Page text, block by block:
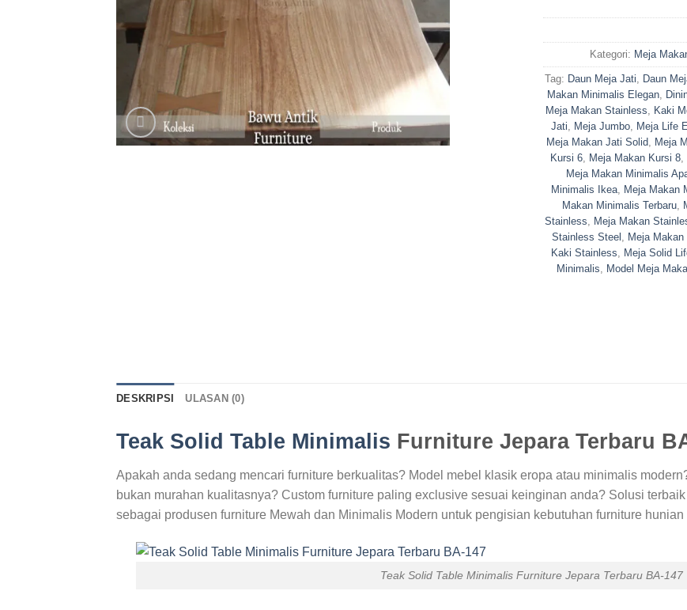
Kategori: Meja
Tag: Daun Meja Jati Daun
Makan Minimalis Elegan,
Meja Makan Stainless
Kaki
Jati
Meja Jumbo, Meja Life
Meja Makan Jati Solid, Meja
Kursi 6 Meja Makan Kursi 8
Meja Makan Minimalis
Minimalis Ikea, Meja Makan
Makan Minimalis Terbaru
Stainless
Meja Makan
Stainless Steel
Meja Makan
Kaki Stainless
Meja Solid
Minimalis
Model Meja
DESKRIPSI ULASAN (0)
Teak Solid Table Minimalis Furniture Jepara Terbaru
Apakah anda sedang mencari furniture berkualitas? Model mebel klasik eropa atau minimalis
bukan murahan kualitasnya? Custom furniture paling exclusive sesuai keinginan anda? Solusi
sebagai produsen furniture Mewah dan Minimalis Modern untuk pengisian kebutuhan furniture hunian
Teak Solid Table Minimalis Furniture Jepara Terbaru BA-147